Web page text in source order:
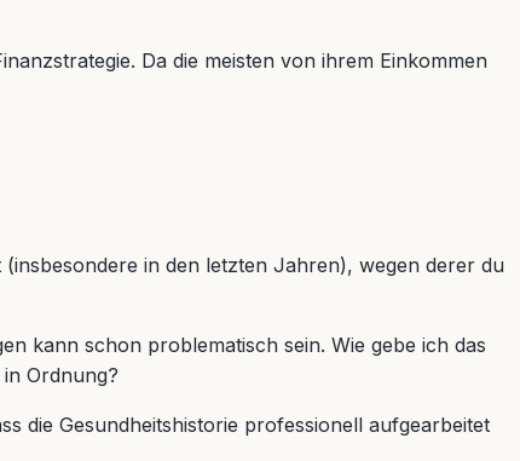
Da die meisten von ihrem Einkommen
in den letzten Jahren), wegen derer du
kann schon problematisch sein. Wie gebe ich das
Ordnung?
die Gesundheitshistorie professionell aufgearbeitet